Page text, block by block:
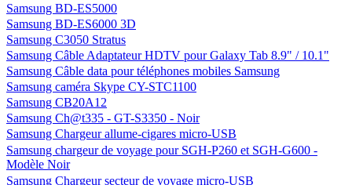
Samsung BD-ES5000
Samsung BD-ES6000 3D
Samsung C3050 Stratus
Samsung Câble Adaptateur HDTV pour Galaxy Tab 8.9" / 10.1"
Samsung Câble data pour téléphones mobiles Samsung
Samsung caméra Skype CY-STC1100
Samsung CB20A12
Samsung Ch@t335 - GT-S3350 - Noir
Samsung Chargeur allume-cigares micro-USB
Samsung chargeur de voyage pour SGH-P260 et SGH-G600 -
Modèle Noir
Samsung Chargeur secteur de voyage micro-USB